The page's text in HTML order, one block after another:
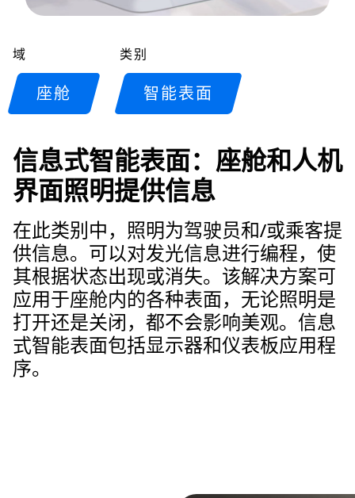
域
座舱
类别
智能表面
信息式智能表面：座舱和人机
界面照明提供信息
在此类别中，照明为驾驶员和/或乘客提
供信息。可以对发光信息进行编程，使
其根据状态出现或消失。该解决方案可
应用于座舱内的各种表面，无论照明是
打开还是关闭，都不会影响美观。信息
式智能表面包括显示器和仪表板应用程
序。